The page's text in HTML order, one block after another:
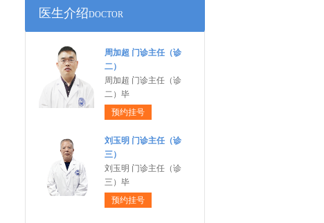
医生介绍DOCTOR
周加超 门诊主任（诊
二）
周加超 门诊主任（诊
二）毕
预约挂号
刘玉明 门诊主任（诊
三）
刘玉明 门诊主任（诊
三）毕
预约挂号